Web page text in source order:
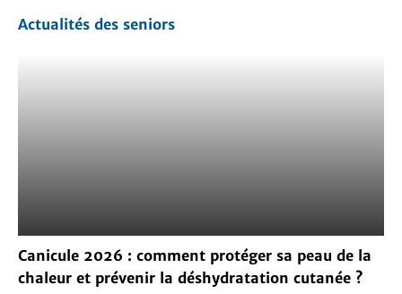
Actualités des seniors
Canicule 2026 : comment protéger sa peau de la
chaleur et prévenir la déshydratation cutanée ?